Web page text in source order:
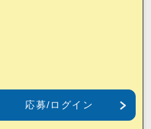
応募/ログイン